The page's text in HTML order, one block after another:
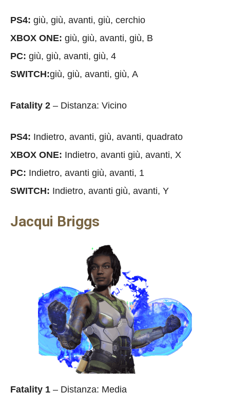
PS4: giù, giù, avanti, giù, cerchio
XBOX ONE: giù, giù, avanti, giù, B
PC: giù, giù, avanti, giù, 4
SWITCH:giù, giù, avanti, giù, A
Fatality 2 – Distanza: Vicino
PS4: Indietro, avanti, giù, avanti, quadrato
XBOX ONE: Indietro, avanti giù, avanti, X
PC: Indietro, avanti giù, avanti, 1
SWITCH: Indietro, avanti giù, avanti, Y
Jacqui Briggs
Fatality 1 – Distanza: Media